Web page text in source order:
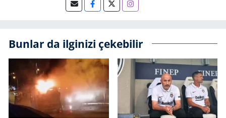
Bunlar da ilginizi çekebilir